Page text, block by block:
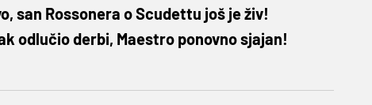
san Rossonera o Scudettu još je živ!
odlučio derbi, Maestro ponovno sjajan!